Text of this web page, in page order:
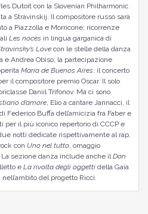
Dutoit con la Slovenian Philharmonic
a Stravinskij. Il compositore russo sarà
a Piazzolla e Morricone; ricorrenze
Les noces in lingua garganica di
Love con le stelle della danza
e Andrea Obiso; la partecipazione
Maria de Buenos Aires; il concerto
il compositore premio Oscar. Il solo
Daniil Trifonov. Ma ci sono
d’amore, Elio a cantare Jannacci, il
Federico Buffa dell’amicizia fra Faber e
per il più iconico repertorio di CCCP e
notti dedicate rispettivamente al rap,
con Uno nel tutto, omaggio
sezione danza include anche il Don
e La rivolta degli oggettidella Gaia
del progetto Ricci.